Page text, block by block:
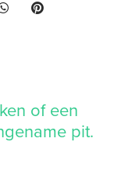
of een
pit.